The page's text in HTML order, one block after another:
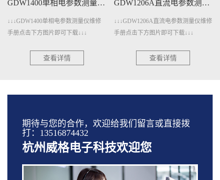
GDW1400单相电参数测量仪维修手册下载
单相电参数测量仪维修
点击下方图片即可下载↓↓↓
查看详情
GDW1206A直流电参数测量仪维修手册下载
↓↓↓GDW1206A直流电参数测量仪维修
手册点击下方图片即可下载↓↓↓
查看详情
期待与您的合作，欢迎给我们留言或直接拨
打：13516874432
杭州威格电子科技欢迎您